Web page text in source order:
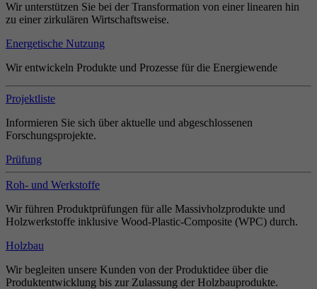
Wir unterstützen Sie bei der Transformation von einer linearen hin
zu einer zirkulären Wirtschaftsweise.
Energetische Nutzung
Wir entwickeln Produkte und Prozesse für die Energiewende
Projektliste
Informieren Sie sich über aktuelle und abgeschlossenen
Forschungsprojekte.
Prüfung
Roh- und Werkstoffe
Wir führen Produktprüfungen für alle Massivholzprodukte und
Holzwerkstoffe inklusive Wood-Plastic-Composite (WPC) durch.
Holzbau
Wir begleiten unsere Kunden von der Produktidee über die
Produktentwicklung bis zur Zulassung der Holzbauprodukte.